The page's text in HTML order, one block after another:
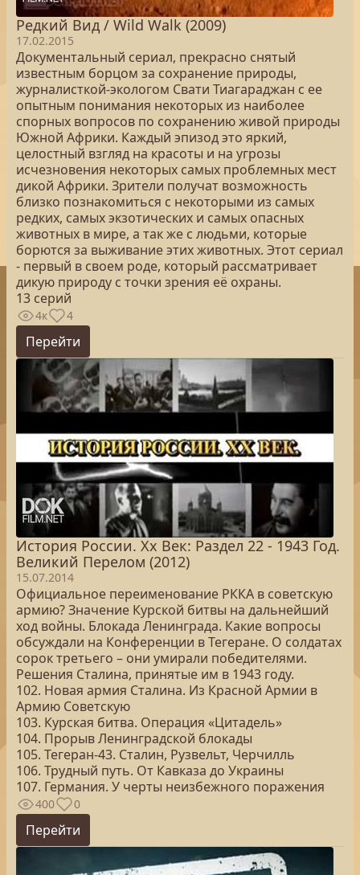
Редкий Вид / Wild Walk (2009)
17.02.2015
Документальный сериал, прекрасно снятый
известным борцом за сохранение природы,
журналисткой-экологом Свати Тиагараджан с ее
опытным понимания некоторых из наиболее
спорных вопросов по сохранению живой природы
Южной Африки. Каждый эпизод это яркий,
целостный взгляд на красоты и на угрозы
исчезновения некоторых самых проблемных мест
дикой Африки. Зрители получат возможность
близко познакомиться с некоторыми из самых
редких, самых экзотических и самых опасных
животных в мире, а так же с людьми, которые
борются за выживание этих животных. Этот сериал
- первый в своем роде, который рассматривает
дикую природу с точки зрения её охраны.
13 серий
4к 4
Перейти
История России. Хх Век: Раздел 22 - 1943 Год.
Великий Перелом (2012)
15.07.2014
Официальное переименование РККА в советскую
армию? Значение Курской битвы на дальнейший
ход войны. Блокада Ленинграда. Какие вопросы
обсуждали на Конференции в Тегеране. О солдатах
сорок третьего – они умирали победителями.
Решения Сталина, принятые им в 1943 году.
102. Новая армия Сталина. Из Красной Армии в
Армию Советскую
103. Курская битва. Операция «Цитадель»
104. Прорыв Ленинградской блокады
105. Тегеран-43. Сталин, Рузвельт, Черчилль
106. Трудный путь. От Кавказа до Украины
107. Германия. У черты неизбежного поражения
400 0
Перейти